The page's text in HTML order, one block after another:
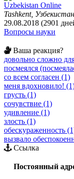
Uzbekistan Online
Tashkent, Узбекистан
29.08.2018 (2901
Вопросы науки
Ваша реакция?
довольно сложно
посмеялся
со всем согласен (1)
меня вдохновило!
грусть (1)
сочувствие (1)
удивление (1)
злость (1)
обескураженность
вызвало
Ссылка
Постоянный